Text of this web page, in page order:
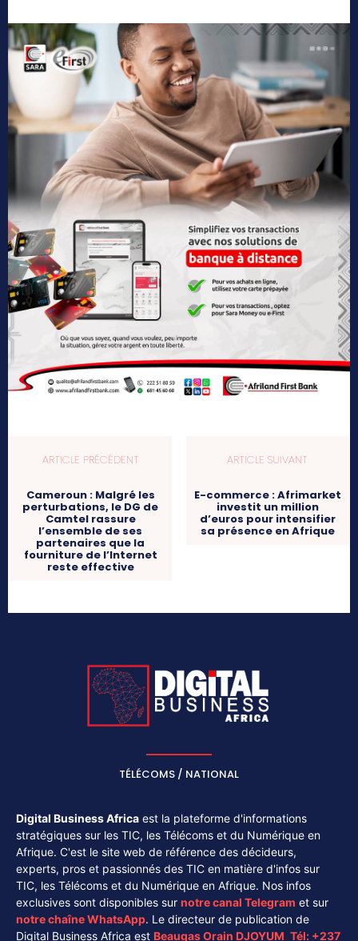
ARTICLE PRÉCÉDENT
Cameroun : Malgré les
perturbations, le DG de
Camtel rassure
l’ensemble de ses
partenaires que la
fourniture de l’Internet
reste effective
ARTICLE SUIVANT
E-commerce : Afrimarket
investit un million
d’euros pour intensifier
sa présence en Afrique
TÉLÉCOMS / NATIONAL
Digital Business Africa est la plateforme d'informations
stratégiques sur les TIC, les Télécoms et du Numérique en
Afrique. C'est le site web de référence des décideurs,
experts, pros et passionnés des TIC en matière d'infos sur
TIC, les Télécoms et du Numérique en Afrique. Nos infos
exclusives sont disponibles sur notre canal Telegram et sur
notre chaîneWhatsApp. Le directeur de publication de
Digital Business Africa est Beaugas Orain DJOYUM. Tél: +237